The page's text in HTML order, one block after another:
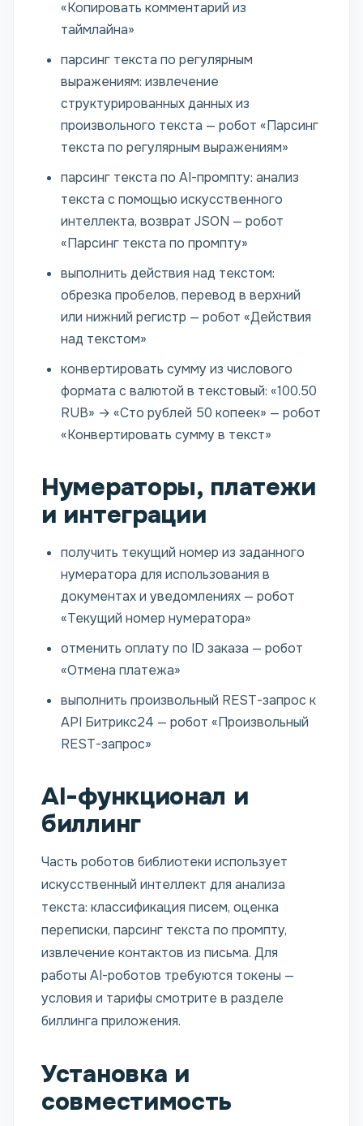
«Копировать комментарий из
таймлайна»
парсинг текста по регулярным
выражениям: извлечение
структурированных данных из
произвольного текста — робот «Парсинг
текста по регулярным выражениям»
парсинг текста по AI-промпту: анализ
текста с помощью искусственного
интеллекта, возврат JSON — робот
«Парсинг текста по промпту»
выполнить действия над текстом:
обрезка пробелов, перевод в верхний
или нижний регистр — робот «Действия
над текстом»
конвертировать сумму из числового
формата с валютой в текстовый: «100.50
RUB» → «Сто рублей 50 копеек» — робот
«Конвертировать сумму в текст»
Нумераторы, платежи
и интеграции
получить текущий номер из заданного
нумератора для использования в
документах и уведомлениях — робот
«Текущий номер нумератора»
отменить оплату по ID заказа — робот
«Отмена платежа»
выполнить произвольный REST-запрос к
API Битрикс24 — робот «Произвольный
REST-запрос»
AI-функционал и
биллинг
Часть роботов библиотеки использует
искусственный интеллект для анализа
текста: классификация писем, оценка
переписки, парсинг текста по промпту,
извлечение контактов из письма. Для
работы AI-роботов требуются токены —
условия и тарифы смотрите в разделе
биллинга приложения.
Установка и
совместимость